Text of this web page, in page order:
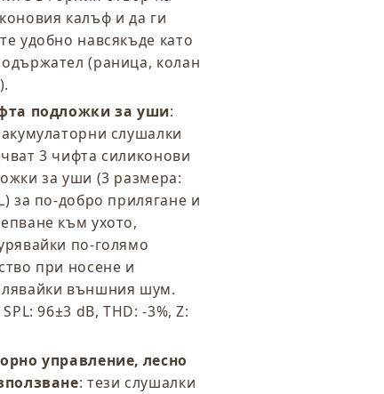
калъф и да ги
удобно навсякъде като
(раница, колан
подложки за уши:
слушалки
3 чифта силиконови
за уши (3 размера:
за по-добро прилягане и
към ухото,
по-голямо
при носене и
външния шум.
SPL: 96±3 dB, THD: -3%, Z:
управление, лесно
: тези слушалки